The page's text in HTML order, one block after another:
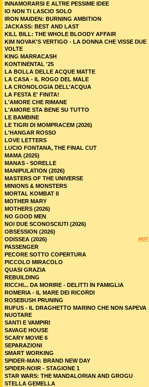
INNAMORARSI E ALTRE PESSIME IDEE
IO NON TI LASCIO SOLO
IRON MAIDEN: BURNING AMBITION
JACKASS: BEST AND LAST
KILL BILL: THE WHOLE BLOODY AFFAIR
KIM NOVAK'S VERTIGO - LA DONNA CHE VISSE DUE
VOLTE
KING MARRACASH
KONTINENTAL '25
LA BOLLA DELLE ACQUE MATTE
LA CASA - IL ROGO DEL MALE
LA CRONOLOGIA DELL’ACQUA
LA FESTA E' FINITA!
L'AMORE CHE RIMANE
L'AMORE STA BENE SU TUTTO
LE BAMBINE
LE TIGRI DI MOMPRACEM (2026)
L'HANGAR ROSSO
LOVE LETTERS
LUCIO FONTANA, THE FINAL CUT
MAMA (2025)
MANAS - SORELLE
MANIPULATION (2026)
MASTERS OF THE UNIVERSE
MINIONS & MONSTERS
MORTAL KOMBAT II
MOTHER MARY
MOTHERS (2026)
NO GOOD MEN
NOI DUE SCONOSCIUTI (2026)
OBSESSION (2026)
HOT
ODISSEA (2026)
PASSENGER
PECORE SOTTO COPERTURA
PICCOLO MIRACOLO
QUASI GRAZIA
REBUILDING
RICCHI... DA MORIRE - DELITTI IN FAMIGLIA
ROMERIA - IL MARE DEI RICORDI
ROSEBUSH PRUNING
RUFUS - IL DRAGHETTO MARINO CHE NON SAPEVA
NUOTARE
SANTI E VAMPIRI
SAVAGE HOUSE
SCARY MOVIE 6
SEPARAZIONI
SMART WORKING
SPIDER-MAN: BRAND NEW DAY
SPIDER-NOIR - STAGIONE 1
STAR WARS: THE MANDALORIAN AND GROGU
STELLA GEMELLA